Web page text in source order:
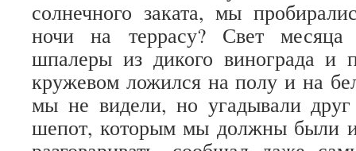
солнечного заката, мы
ночи на террасу? Свет месяца
шпалеры из дикого винограда и
кружевом ложился на полу и на
мы не видели, но угадывали
шепот, которым мы должны были